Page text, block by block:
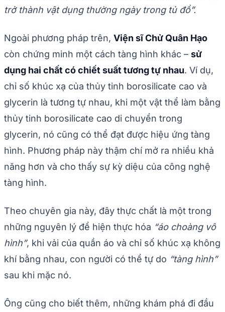
trở thành vật dụng thường ngày trong tủ đồ”.
Ngoài phương pháp trên, Viện sĩ Chử Quân Hạo
còn chứng minh một cách tàng hình khác – sử
dụng hai chất có chiết suất tương tự nhau. Ví dụ,
chỉ số khúc xạ của thủy tinh borosilicate cao và
glycerin là tương tự nhau, khi một vật thể làm bằng
thủy tinh borosilicate cao di chuyển trong
glycerin, nó cũng có thể đạt được hiệu ứng tàng
hình. Phương pháp này thậm chí mở ra nhiều khả
năng hơn và cho thấy sự kỳ diệu của công nghệ
tàng hình.
Theo chuyên gia này, đây thực chất là một trong
những nguyên lý để hiện thực hóa “áo choàng vô
hình”, khi vải của quần áo và chỉ số khúc xạ không
khí bằng nhau, con người có thể tự do “tàng hình”
sau khi mặc nó.
Ông cũng cho biết thêm, những khám phá đi đầu